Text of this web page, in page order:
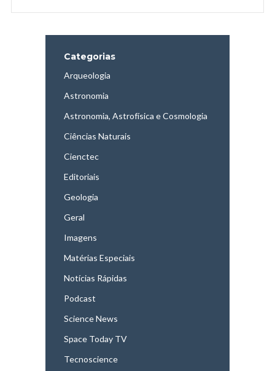
Categorias
Arqueologia
Astronomia
Astronomia, Astrofísica e Cosmologia
Ciências Naturais
Cienctec
Editoriais
Geologia
Geral
Imagens
Matérias Especiais
Notícias Rápidas
Podcast
Science News
Space Today TV
Tecnoscience